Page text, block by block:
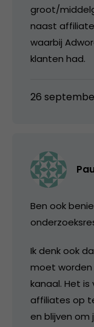
groot/
naast
waarbij
klanten had.
26
Ben ook
Ik denk ook
moet worden
kanaal. Het
affiliates op
en blijven